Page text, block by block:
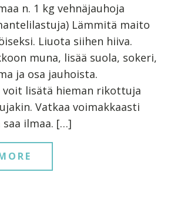
n. 1 kg vehnäjauhoja
Lämmitä maito
Liuota siihen hiiva.
muna, lisää suola, sokeri,
ja osa jauhoista.
voit lisätä hieman rikottuja
Vatkaa voimakkaasti
ilmaa. […]